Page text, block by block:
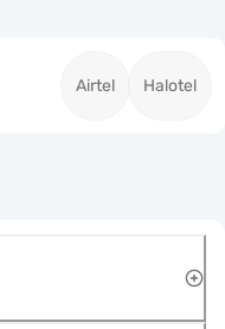
Airtel Halotel